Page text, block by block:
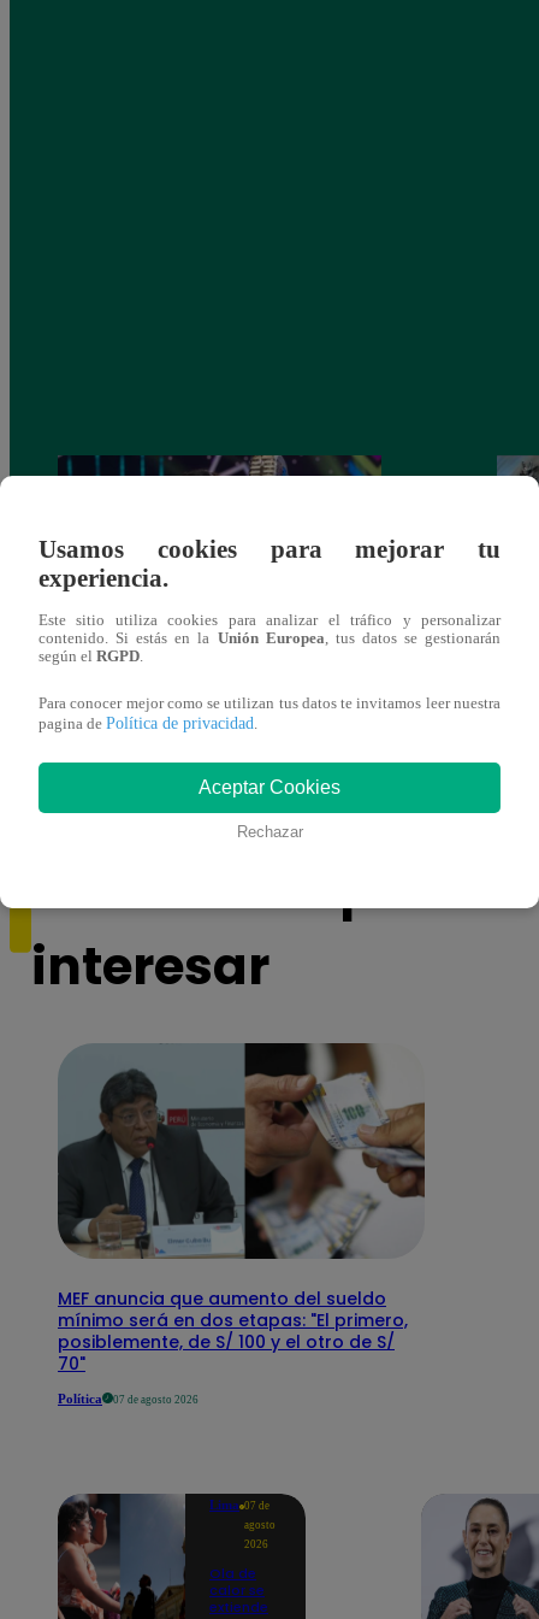
ganadora de Yo Soy: Nueva Generación!
También te puede
interesar
MEF anuncia que aumento del sueldo
mínimo será en dos etapas: "El primero,
posiblemente, de S/ 100 y el otro de S/
70"
Política 07 de agosto 2026
Lima 07 de
agosto
2026
Ola de
calor se
extiende
Usamos cookies para mejorar tu
experiencia.
Este sitio utiliza cookies para analizar el tráfico y personalizar
contenido. Si estás en la Unión Europea, tus datos se gestionarán
según el RGPD.
Para conocer mejor como se utilizan tus datos te invitamos leer nuestra
pagina de Política de privacidad.
Aceptar Cookies
Rechazar